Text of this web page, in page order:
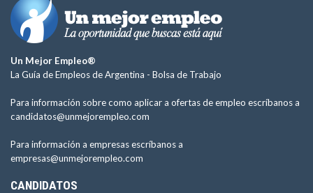
Un Mejor Empleo®
La Guía de Empleos de Argentina - Bolsa de Trabajo
Para información sobre como aplicar a ofertas de empleo escríbanos a
candidatos@unmejorempleo.com
Para información a empresas escríbanos a
empresas@unmejorempleo.com
CANDIDATOS